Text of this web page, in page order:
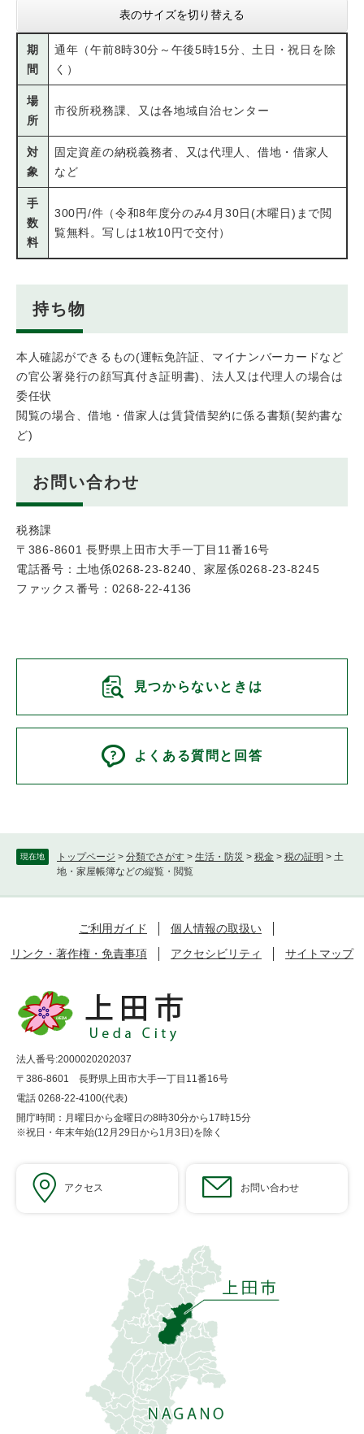
現在地 トップページ > 分類でさがす > 生活・防災 > 税金 > 税の証明 > 土
地・家屋帳簿などの縦覧・閲覧
表のサイズを切り替える
期
間
通年（午前8時30分～午後5時15分、土日・祝日を除
く）
場
所
市役所税務課、又は各地域自治センター
対
象
固定資産の納税義務者、又は代理人、借地・借家人
など
手
数
料
300円/件（令和8年度分のみ4月30日(木曜日)まで閲
覧無料。写しは1枚10円で交付）
持ち物
本人確認ができるもの(運転免許証、マイナンバーカードなど
の官公署発行の顔写真付き証明書)、法人又は代理人の場合は
委任状
閲覧の場合、借地・借家人は賃貸借契約に係る書類(契約書な
ど)
お問い合わせ
税務課
〒386-8601 長野県上田市大手一丁目11番16号
電話番号：土地係0268-23-8240、家屋係0268-23-8245
ファックス番号：0268-22-4136
見つからないときは
よくある質問と回答
ご利用ガイド
個人情報の取扱い
リンク・著作権・免責事項
アクセシビリティ サイトマップ
法人番号:2000020202037
〒386-8601 長野県上田市大手一丁目11番16号
電話 0268-22-4100(代表)
開庁時間：月曜日から金曜日の8時30分から17時15分
※祝日・年末年始(12月29日から1月3日)を除く
アクセス お問い合わせ